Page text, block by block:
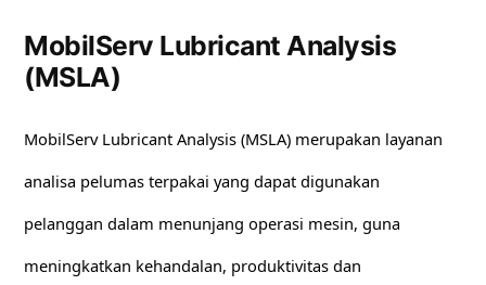
MobilServ Lubricant Analysis
(MSLA)
MobilServ Lubricant Analysis (MSLA) merupakan layanan
analisa pelumas terpakai yang dapat digunakan
pelanggan dalam menunjang operasi mesin, guna
meningkatkan kehandalan, produktivitas dan